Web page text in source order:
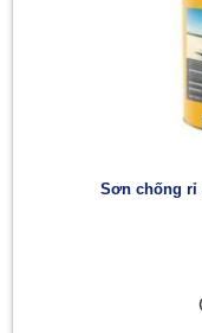
Sơn chống